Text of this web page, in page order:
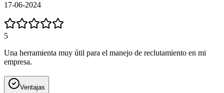
17-06-2024
5
Una herramienta muy útil para el manejo de reclutamiento en mi
empresa.
Ventajas